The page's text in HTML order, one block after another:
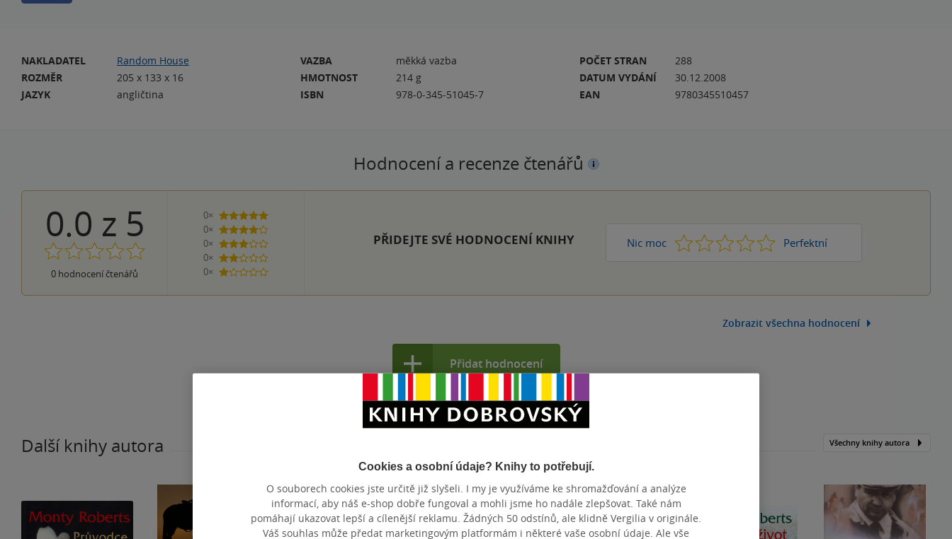
NAKLADATEL
Random House
ROZMĚR
205 x 133 x 16
JAZYK
angličtina
VAZBA
měkká vazba
HMOTNOST
214 g
ISBN
978-0-345-51045-7
POČET STRAN
288
DATUM VYDÁNÍ
30.12.2008
EAN
9780345510457
Hodnocení a recenze čtenářů
0.0 z 5
0 hodnocení čtenářů
0×
5 hvězdiček
0×
4 hvězdičky
0×
3 hvězdičky
0×
2 hvězdičky
0×
1 hvezdička
PŘIDEJTE SVÉ HODNOCENÍ KNIHY Nic moc 1 2 3 4 Perfektní
5
Zobrazit všechna hodnocení
Přidat hodnocení
Další knihy autora Všechny knihy autora
Cookies a osobní údaje? Knihy to potřebují.
O souborech cookies jste určitě již slyšeli. I my je využíváme ke shromažďování a analýze
informací, aby náš e-shop dobře fungoval a mohli jsme ho nadále zlepšovat. Také nám
pomáhají ukazovat lepší a cílenější reklamu. Žádných 50 odstínů, ale klidně Vergilia v originále.
Váš souhlas může předat marketingovým platformám i některé vaše osobní údaje. Ale vše